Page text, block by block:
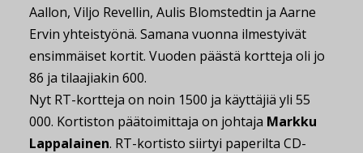
Aallon, Viljo Revellin, Aulis Blomstedtin ja Aarne
Ervin yhteistyönä. Samana vuonna ilmestyivät
ensimmäiset kortit. Vuoden päästä kortteja oli jo
86 ja tilaajiakin 600.
Nyt RT-kortteja on noin 1500 ja käyttäjiä yli 55
000. Kortiston päätoimittaja on johtaja Markku
Lappalainen. RT-kortisto siirtyi paperilta CD-